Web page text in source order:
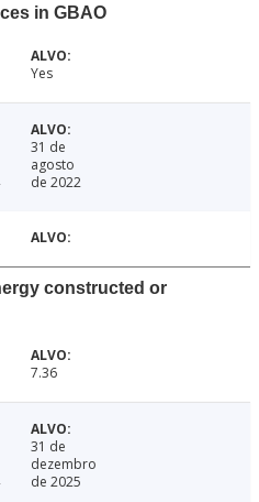
in GBAO
Yes
31 de
agosto
de 2022
constructed or
7.36
31 de
dezembro
de 2025